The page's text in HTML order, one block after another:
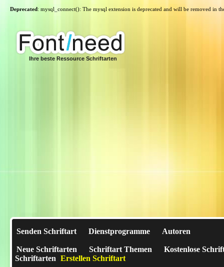
Deprecated: mysql_connect(): The mysql extension is deprecated and will be removed in
Ihre beste Ressource Schriftarten
Senden Schriftart Dienstprogramme Autoren
Neue Schriftarten Schriftart Themen
Kostenlose
Schriftarten Erstellen Schriftart